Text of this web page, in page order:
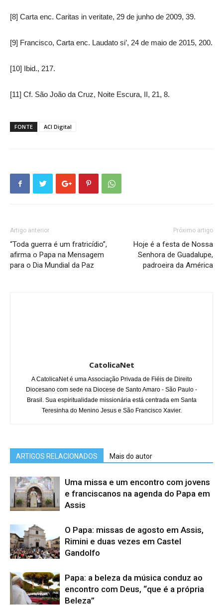
[8] Carta enc. Caritas in veritate, 29 de junho de 2009, 39.
[9] Francisco, Carta enc. Laudato si’, 24 de maio de 2015, 200.
[10] Ibid., 217.
[11] Cf. São João da Cruz, Noite Escura, II, 21, 8.
FONTE ACI Digital
Artigo anterior
“Toda guerra é um fratricídio”,
afirma o Papa na Mensagem
para o Dia Mundial da Paz
Próximo artigo
Hoje é a festa de Nossa
Senhora de Guadalupe,
padroeira da América
CatolicaNet
A CatolicaNet é uma Associação Privada de Fiéis de Direito
Diocesano com sede na Diocese de Santo Amaro - São Paulo -
Brasil. Sua espiritualidade missionária está centrada em Santa
Teresinha do Menino Jesus e São Francisco Xavier.
ARTIGOS RELACIONADOS Mais do autor
Uma missa e um encontro com jovens
e franciscanos na agenda do Papa em
Assis
O Papa: missas de agosto em Assis,
Rimini e duas vezes em Castel
Gandolfo
Papa: a beleza da música conduz ao
encontro com Deus, “que é a própria
Beleza”